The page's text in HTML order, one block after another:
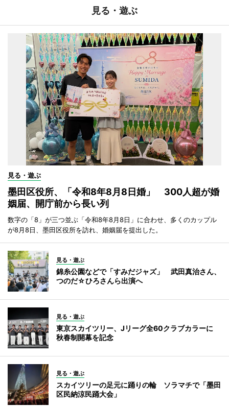
見る・遊ぶ
見る・遊ぶ
墨田区役所、「令和8年8月8日婚」 300人超が婚
姻届、開庁前から長い列
数字の「8」が三つ並ぶ「令和8年8月8日」に合わせ、多くのカップル
が8月8日、墨田区役所を訪れ、婚姻届を提出した。
見る・遊ぶ
錦糸公園などで「すみだジャズ」 武田真治さん、
つのだ☆ひろさんら出演へ
見る・遊ぶ
東京スカイツリー、Jリーグ全60クラブカラーに
秋春制開幕を記念
見る・遊ぶ
スカイツリーの足元に踊りの輪 ソラマチで「墨田
区民納涼民踊大会」